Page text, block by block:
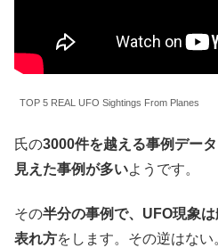
TOP 5 REAL UFO Sightings From Planes
氏の3000件を越える事例データ
見えた事例が多いようです。
その半分の事例で、UFO現象
表れ方をします。その逆はない